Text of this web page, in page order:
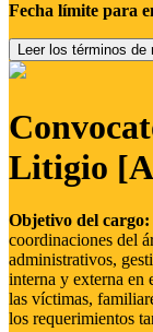
Fecha límite para
Leer los términos de
Litigio
Objetivo del cargo:
coordinaciones del
administrativos,
interna y externa en
las víctimas,
los requerimientos